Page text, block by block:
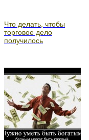
Что делать, чтобы
торговое дело
получилось